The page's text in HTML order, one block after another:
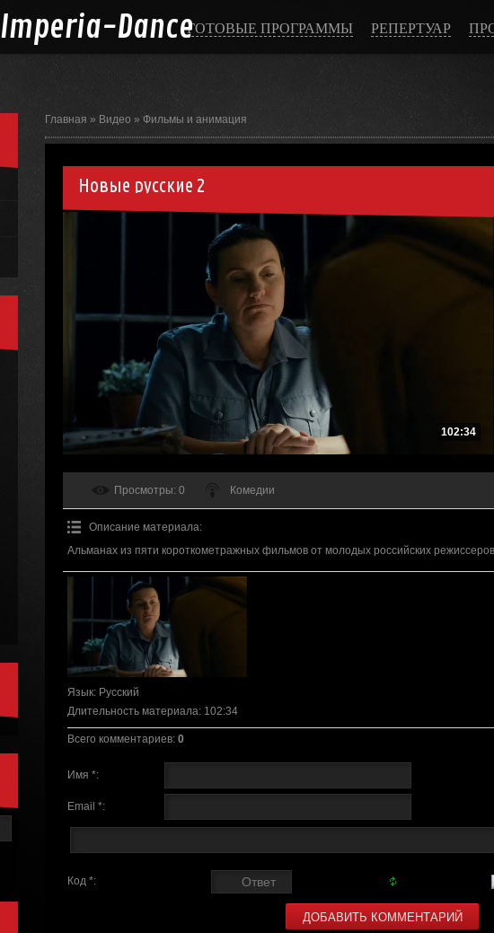
Imperia-DanceГОТОВЫЕ ПРОГРАММЫ РЕПЕРТУАР
Главная » Видео » Фильмы и анимация
Новые русские 2
102:34
Просмотры: 0 Комедии
Описание материала:
Альманах из пяти короткометражных фильмов от молодых российских режиссеров.
Язык: Русский
Длительность материала: 102:34
Всего комментариев: 0
Имя *:
Email *:
Код *: